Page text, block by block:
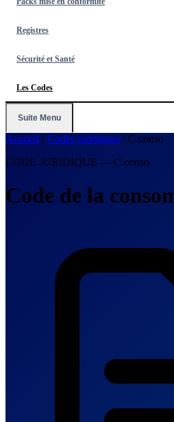
Registres
Sécurité et Santé
Les Codes
Suite Menu
Accueil / Codes juridiques / C.conso
CODE JURIDIQUE — C.conso
Code de la